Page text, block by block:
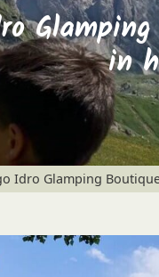
in
Idro Glamping